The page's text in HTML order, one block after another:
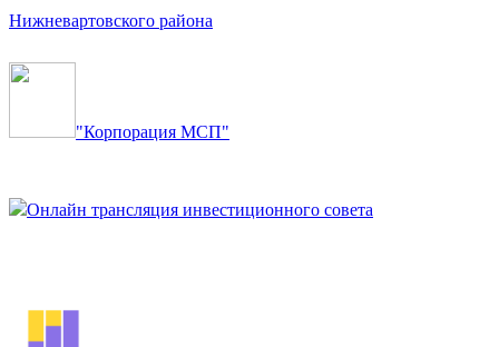
Нижневартовского района
"Корпорация МСП"
Онлайн трансляция инвестиционного совета